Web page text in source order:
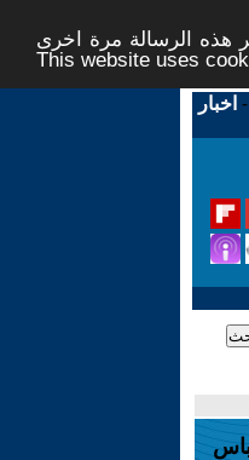
هذه الرسالة مرة اخرى -
This website uses
- اخبار